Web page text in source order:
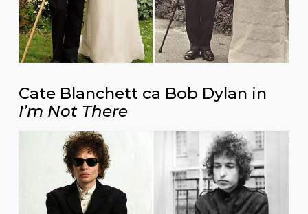
Cate Blanchett ca Bob Dylan in
I’m Not There